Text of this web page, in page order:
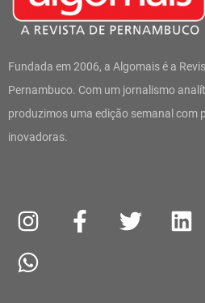
Fundada em 2006, a Algomais é a
Pernambuco. Com um jornalismo
produzimos uma edição semanal com
inovadoras.
n
s
t
a
c
w
i
n
h
a
t